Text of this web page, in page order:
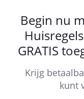
Etensresten
Laat geen
eigen kamer
te voorkomen.
Begin nu
GRATIS
Krijg
kunt